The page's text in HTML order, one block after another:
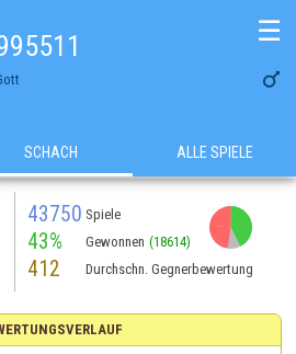

☰
SCHACH ALLE SPIELE
43750 Spiele
43% Gewonnen (18614)
412 Durchschn. Gegnerbewertung